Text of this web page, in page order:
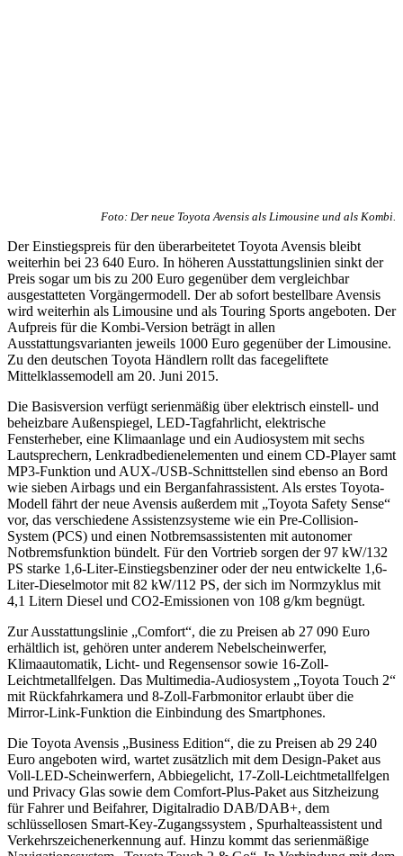
Foto: Der neue Toyota Avensis als Limousine und als Kombi.
Der Einstiegspreis für den überarbeitetet Toyota Avensis bleibt
weiterhin bei 23 640 Euro. In höheren Ausstattungslinien sinkt der
Preis sogar um bis zu 200 Euro gegenüber dem vergleichbar
ausgestatteten Vorgängermodell. Der ab sofort bestellbare Avensis
wird weiterhin als Limousine und als Touring Sports angeboten. Der
Aufpreis für die Kombi-Version beträgt in allen
Ausstattungsvarianten jeweils 1000 Euro gegenüber der Limousine.
Zu den deutschen Toyota Händlern rollt das facegeliftete
Mittelklassemodell am 20. Juni 2015.
Die Basisversion verfügt serienmäßig über elektrisch einstell- und
beheizbare Außenspiegel, LED-Tagfahrlicht, elektrische
Fensterheber, eine Klimaanlage und ein Audiosystem mit sechs
Lautsprechern, Lenkradbedienelementen und einem CD-Player samt
MP3-Funktion und AUX-/USB-Schnittstellen sind ebenso an Bord
wie sieben Airbags und ein Berganfahrassistent. Als erstes Toyota-
Modell fährt der neue Avensis außerdem mit „Toyota Safety Sense“
vor, das verschiedene Assistenzsysteme wie ein Pre-Collision-
System (PCS) und einen Notbremsassistenten mit autonomer
Notbremsfunktion bündelt. Für den Vortrieb sorgen der 97 kW/132
PS starke 1,6-Liter-Einstiegsbenziner oder der neu entwickelte 1,6-
Liter-Dieselmotor mit 82 kW/112 PS, der sich im Normzyklus mit
4,1 Litern Diesel und CO2-Emissionen von 108 g/km begnügt.
Zur Ausstattungslinie „Comfort“, die zu Preisen ab 27 090 Euro
erhältlich ist, gehören unter anderem Nebelscheinwerfer,
Klimaautomatik, Licht- und Regensensor sowie 16-Zoll-
Leichtmetallfelgen. Das Multimedia-Audiosystem „Toyota Touch 2“
mit Rückfahrkamera und 8-Zoll-Farbmonitor erlaubt über die
Mirror-Link-Funktion die Einbindung des Smartphones.
Die Toyota Avensis „Business Edition“, die zu Preisen ab 29 240
Euro angeboten wird, wartet zusätzlich mit dem Design-Paket aus
Voll-LED-Scheinwerfern, Abbiegelicht, 17-Zoll-Leichtmetallfelgen
und Privacy Glas sowie dem Comfort-Plus-Paket aus Sitzheizung
für Fahrer und Beifahrer, Digitalradio DAB/DAB+, dem
schlüssellosen Smart-Key-Zugangssystem , Spurhalteassistent und
Verkehrszeichenerkennung auf. Hinzu kommt das serienmäßige